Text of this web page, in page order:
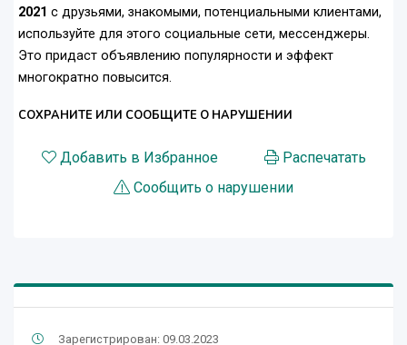
2021 с друзьями, знакомыми, потенциальными клиентами,
используйте для этого социальные сети, мессенджеры.
Это придаст объявлению популярности и эффект
многократно повысится.
СОХРАНИТЕ ИЛИ СООБЩИТЕ О НАРУШЕНИИ
Добавить в Избранное
Распечатать
Сообщить о нарушении
Зарегистрирован: 09.03.2023